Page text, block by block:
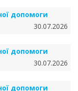
допомоги
30.07.2026
допомоги
30.07.2026
допомоги